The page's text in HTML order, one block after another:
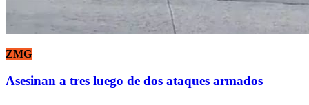
ZMG
Asesinan a tres luego de dos ataques armados